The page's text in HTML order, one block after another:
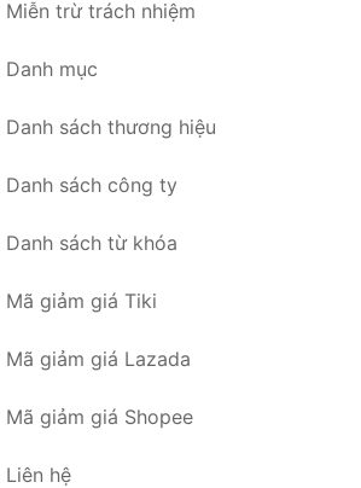
Miễn trừ trách nhiệm
Danh mục
Danh sách thương hiệu
Danh sách công ty
Danh sách từ khóa
Mã giảm giá Tiki
Mã giảm giá Lazada
Mã giảm giá Shopee
Liên hệ